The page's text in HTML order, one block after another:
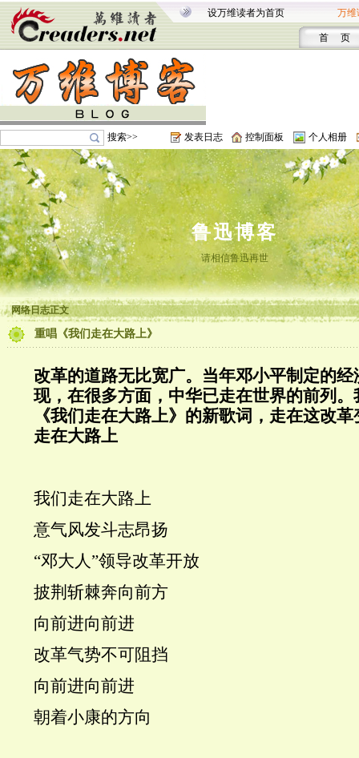
设万维读者为首页 万维
首 页
搜索>> 发表日志 控制面板 个人相册
鲁迅博客
请相信鲁迅再世
网络日志正文
重唱《我们走在大路上》
改革的道路无比宽广。当年邓小平制定的
现，在很多方面，中华已走在世界的前列
《我们走在大路上》的新歌词，走在这改
走在大路上
我们走在大路上
意气风发斗志昂扬
“邓大人”领导改革开放
披荆斩棘奔向前方
向前进向前进
改革气势不可阻挡
向前进向前进
朝着小康的方向